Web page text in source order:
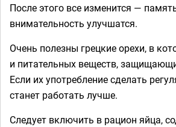
После этого все изменится —
внимательность улучшатся.
Очень полезны грецкие орехи, в
и питательных веществ,
Если их употребление сделать
станет работать лучше.
Следует включить в рацион яйца,